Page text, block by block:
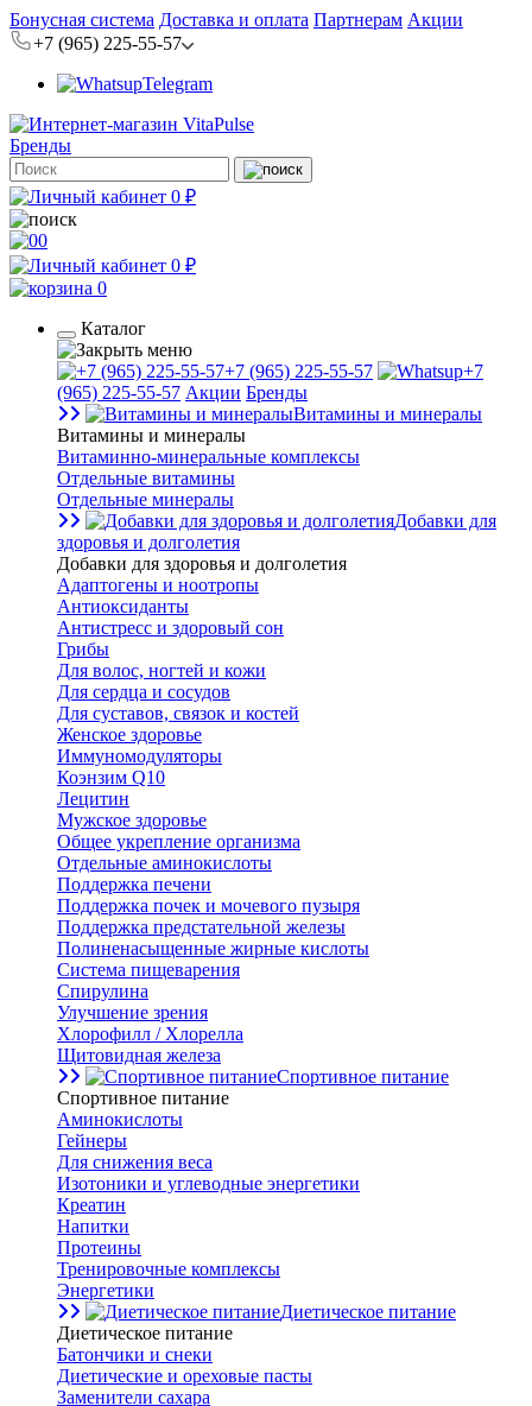
Бонусная система Доставка и оплата Партнерам Акции
+7 (965) 225-55-57
Telegram
Бренды
0 ₽
0
0 ₽
0
Каталог
+7 (965) 225-55-57
+7
(965) 225-55-57 Акции Бренды
Витамины и минералы
Витамины и минералы
Витаминно-минеральные комплексы
Отдельные витамины
Отдельные минералы
Добавки для
здоровья и долголетия
Добавки для здоровья и долголетия
Адаптогены и ноотропы
Антиоксиданты
Антистресс и здоровый сон
Грибы
Для волос, ногтей и кожи
Для сердца и сосудов
Для суставов, связок и костей
Женское здоровье
Иммуномодуляторы
Коэнзим Q10
Лецитин
Мужское здоровье
Общее укрепление организма
Отдельные аминокислоты
Поддержка печени
Поддержка почек и мочевого пузыря
Поддержка предстательной железы
Полиненасыщенные жирные кислоты
Система пищеварения
Спирулина
Улучшение зрения
Хлорофилл / Хлорелла
Щитовидная железа
Спортивное питание
Спортивное питание
Аминокислоты
Гейнеры
Для снижения веса
Изотоники и углеводные энергетики
Креатин
Напитки
Протеины
Тренировочные комплексы
Энергетики
Диетическое питание
Диетическое питание
Батончики и снеки
Диетические и ореховые пасты
Заменители сахара